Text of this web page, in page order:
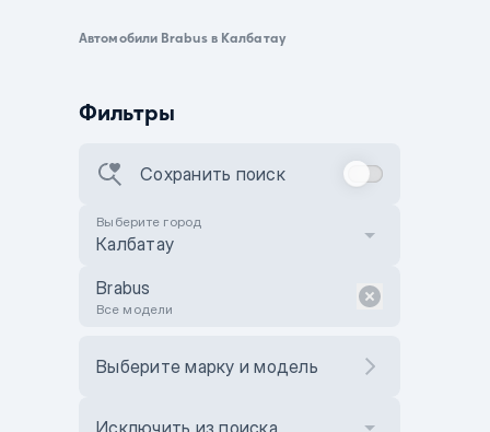
Автомобили Brabus в Калбатау
Фильтры
Сохранить поиск
Выберите город
Калбатау
Brabus
Все модели
Выберите марку и модель
Исключить из поиска